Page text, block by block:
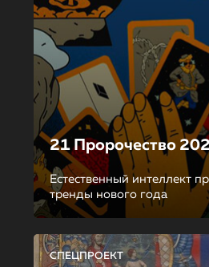
21 Пророчество
Естественный интеллект
тренды нового года
СПЕЦПРОЕКТ